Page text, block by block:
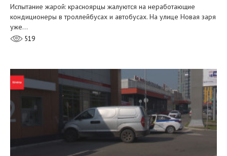
Испытание жарой: красноярцы жалуются на неработающие
кондиционеры в троллейбусах и автобусах. На улице Новая заря
уже…
519